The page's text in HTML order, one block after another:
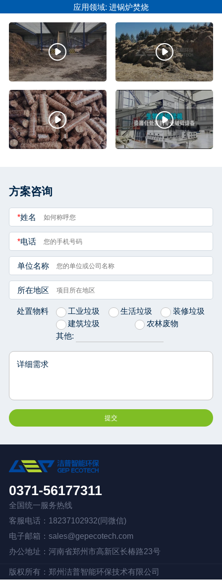
应用领域: 进锅炉焚烧
方案咨询
*姓名
*电话
单位名称
所在地区
处置物料 工业垃圾 生活垃圾
装修垃圾
建筑垃圾
农林废物
其他:
详细需求
0371-56177311
全国统一服务热线
客服电话：18237102932(同微信)
电子邮箱：sales@gepecotech.com
办公地址：河南省郑州市高新区长椿路23号
版权所有： 郑州洁普智能环保技术有限公司